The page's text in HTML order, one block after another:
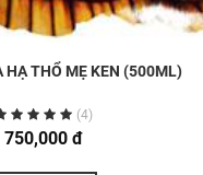
HẠ THỔ MẸ KEN (500ML)
(4)
750,000 đ